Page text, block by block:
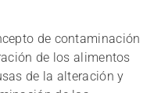
de contaminación
de los alimentos
de la alteración y